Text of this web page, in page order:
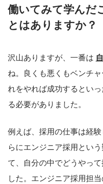
働いてみて学んだ
とはありますか？
沢山ありますが、一番は
ね。良くも悪くもベンチ
れをやれば成功するとい
る必要がありました。
例えば、採用の仕事は経
らにエンジニア採用とい
て、自分の中でどうやっ
した。エンジニア採用担